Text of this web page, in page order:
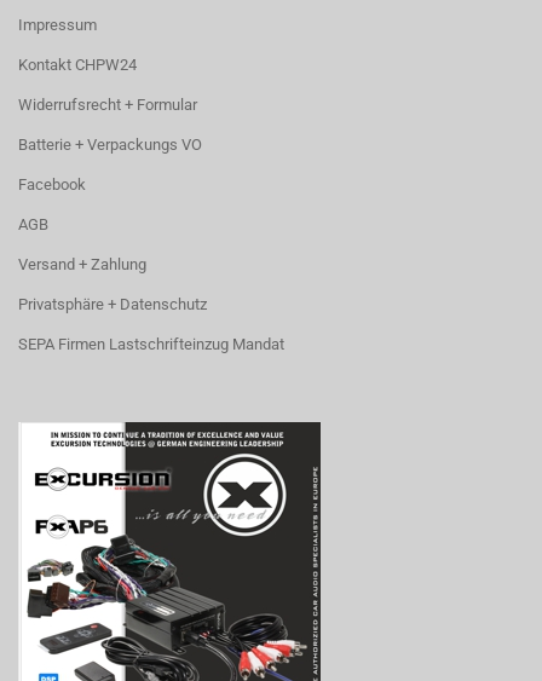
Impressum
Kontakt CHPW24
Widerrufsrecht + Formular
Batterie + Verpackungs VO
Facebook
AGB
Versand + Zahlung
Privatsphäre + Datenschutz
SEPA Firmen Lastschrifteinzug Mandat